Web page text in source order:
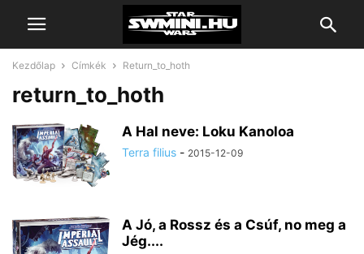
Kezdőlap Címkék Return_to_hoth
return_to_hoth
A Hal neve: Loku Kanoloa
Terra filius - 2015-12-09
A Jó, a Rossz és a Csúf, no meg a
Jég....